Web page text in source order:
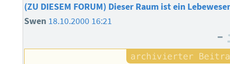
(ZU DIESEM FORUM) Dieser Raum ist ein
Swen 18.10.2000 16:21
–